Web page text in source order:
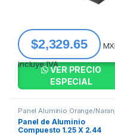
$2,329.65
Incluye IVA
VER PRECIO
ESPECIAL
Panel Aluminio Orange/
Panel de Aluminio Compuesto
Panel de Aluminio
Compuesto 1.25 X 2.44